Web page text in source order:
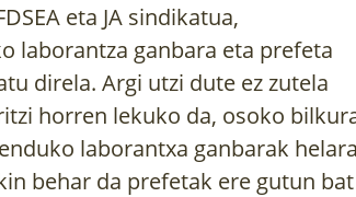
eta JA sindikatua,
laborantza ganbara eta prefeta
direla. Argi utzi dute ez zutela
horren lekuko da, osoko
laborantxa ganbarak
behar da prefetak ere gutun bat